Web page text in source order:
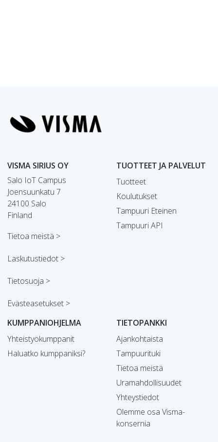
VISMA SIRIUS OY
Salo IoT Campus
Joensuunkatu 7
24100 Salo
Finland
Tietoa meistä >
Laskutustiedot >
Tietosuoja >
Evästeasetukset >
TUOTTEET JA PALVELUT
Tuotteet
Koulutukset
Tampuuri Eteinen
Tampuuri API
KUMPPANIOHJELMA
Yhteistyökumppanit
Haluatko kumppaniksi?
TIETOPANKKI
Ajankohtaista
Tampuurituki
Tietoa meistä
Uramahdollisuudet
Yhteystiedot
Olemme osa Visma-
konsernia